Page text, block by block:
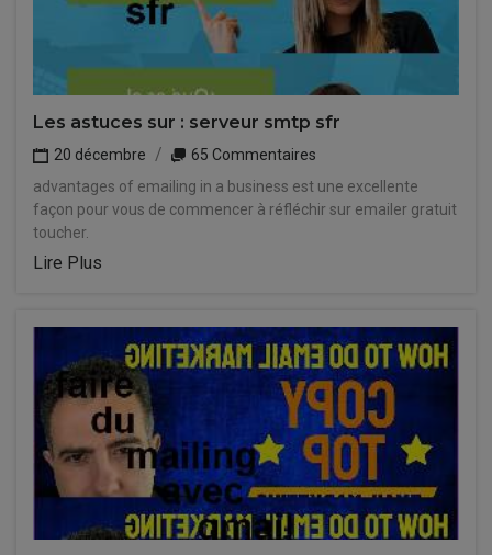
Les astuces sur : serveur smtp sfr
20 décembre
65 Commentaires
advantages of emailing in a business est une excellente
façon pour vous de commencer à réfléchir sur emailer gratuit
toucher.
Lire Plus